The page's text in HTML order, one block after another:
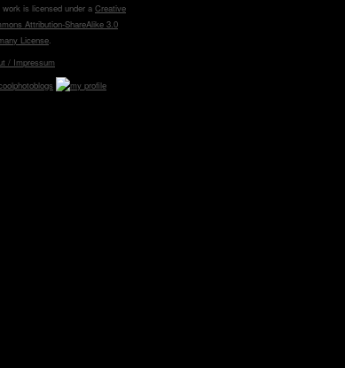
work is licensed under a Creative
Attribution-ShareAlike 3.0
License
/ Impressum